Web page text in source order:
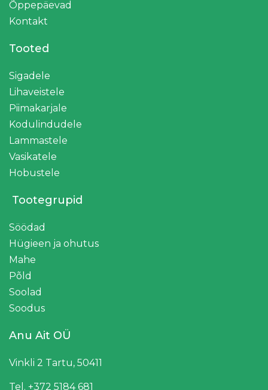
Õppepäevad
Kontakt
Tooted
Sigadele
Lihaveistele
Piimakarjale
Kodulindudele
Lammastele
Vasikatele
Hobustele
Tootegrupid
Söödad
Hügieen ja ohutus
Mahe
Põld
Soolad
Soodus
Anu Ait OÜ
Vinkli 2 Tartu, 50411
Tel. +372 5184 681